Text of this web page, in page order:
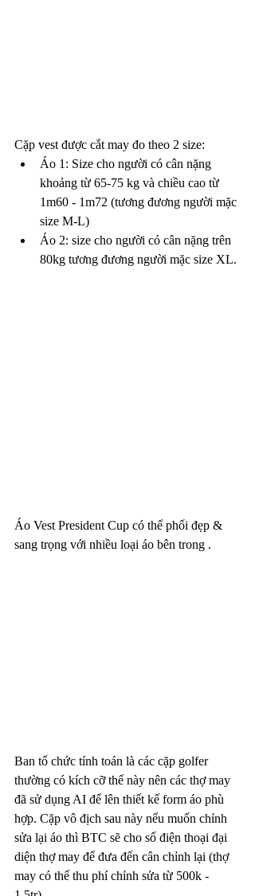
Cặp vest được cắt may đo theo 2 size:
Áo 1: Size cho người có cân nặng
khoảng từ 65-75 kg và chiều cao từ
1m60 - 1m72 (tương đương người mặc
size M-L)
Áo 2: size cho người có cân nặng trên
80kg tương đương người mặc size XL.
Áo Vest President Cup có thể phối đẹp &
sang trọng với nhiều loại áo bên trong .
Ban tổ chức tính toán là các cặp golfer
thường có kích cỡ thế này nên các thợ may
đã sử dụng AI để lên thiết kế form áo phù
hợp. Cặp vô địch sau này nếu muốn chỉnh
sửa lại áo thì BTC sẽ cho số điện thoại đại
diện thợ may để đưa đến cân chỉnh lại (thợ
may có thể thu phí chỉnh sửa từ 500k -